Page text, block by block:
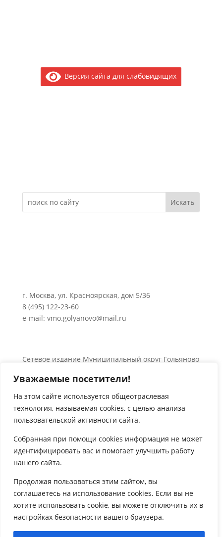
Уважаемые посетители!
На этом сайте используется общеотраслевая
технология, называемая cookies, с целью анализа
пользовательской активности сайта.
Собранная при помощи cookies информация не может
идентифицировать вас и помогает улучшить работу
нашего сайта.
Продолжая пользоваться этим сайтом, вы
соглашаетесь на использование cookies. Если вы не
хотите использовать cookie, вы можете отключить их в
настройках безопасности вашего браузера.
Версия сайта для слабовидящих
г. Москва, ул. Красноярская, дом 5/36
8 (495) 122-23-60
e-mail: vmo.golyanovo@mail.ru
Сетевое издание Муниципальный округ Гольяново
Об использовании информации сайта.
© 2024 Все права защищены.

